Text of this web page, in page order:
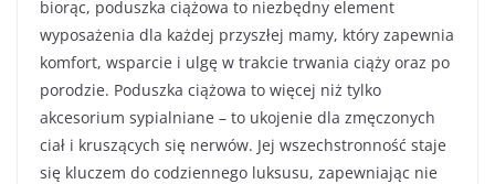
biorąc, poduszka ciążowa to niezbędny element
wyposażenia dla każdej przyszłej mamy, który zapewnia
komfort, wsparcie i ulgę w trakcie trwania ciąży oraz po
porodzie. Poduszka ciążowa to więcej niż tylko
akcesorium sypialniane – to ukojenie dla zmęczonych
ciał i kruszących się nerwów. Jej wszechstronność staje
się kluczem do codziennego luksusu, zapewniając nie